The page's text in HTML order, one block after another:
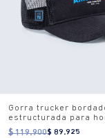
Gorra trucker
estructurada para
$ 119.900$ 89.925